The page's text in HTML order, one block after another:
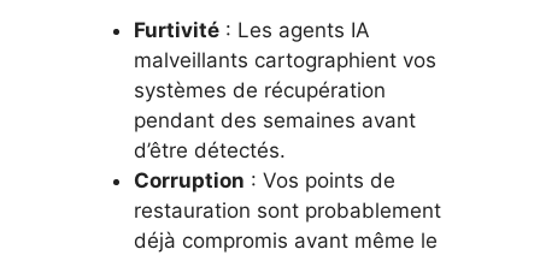
Furtivité : Les agents IA
malveillants cartographient vos
systèmes de récupération
pendant des semaines avant
d’être détectés.
Corruption : Vos points de
restauration sont probablement
déjà compromis avant même le